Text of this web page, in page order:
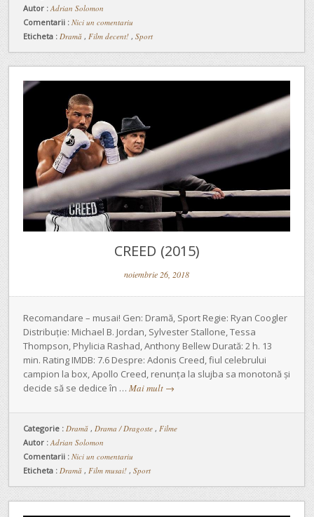
Autor : Adrian Solomon
Comentarii : Nici un comentariu
Eticheta : Dramă , Film decent! , Sport
CREED (2015)
noiembrie 26, 2018
Recomandare – musai! Gen: Dramă, Sport Regie: Ryan Coogler
Distribuție: Michael B. Jordan, Sylvester Stallone, Tessa
Thompson, Phylicia Rashad, Anthony Bellew Durată: 2 h. 13
min. Rating IMDB: 7.6 Despre: Adonis Creed, fiul celebrului
campion la box, Apollo Creed, renunța la slujba sa monotonă și
decide să se dedice în … Mai mult →
Categorie : Dramă , Drama / Dragoste , Filme
Autor : Adrian Solomon
Comentarii : Nici un comentariu
Eticheta : Dramă , Film musai! , Sport